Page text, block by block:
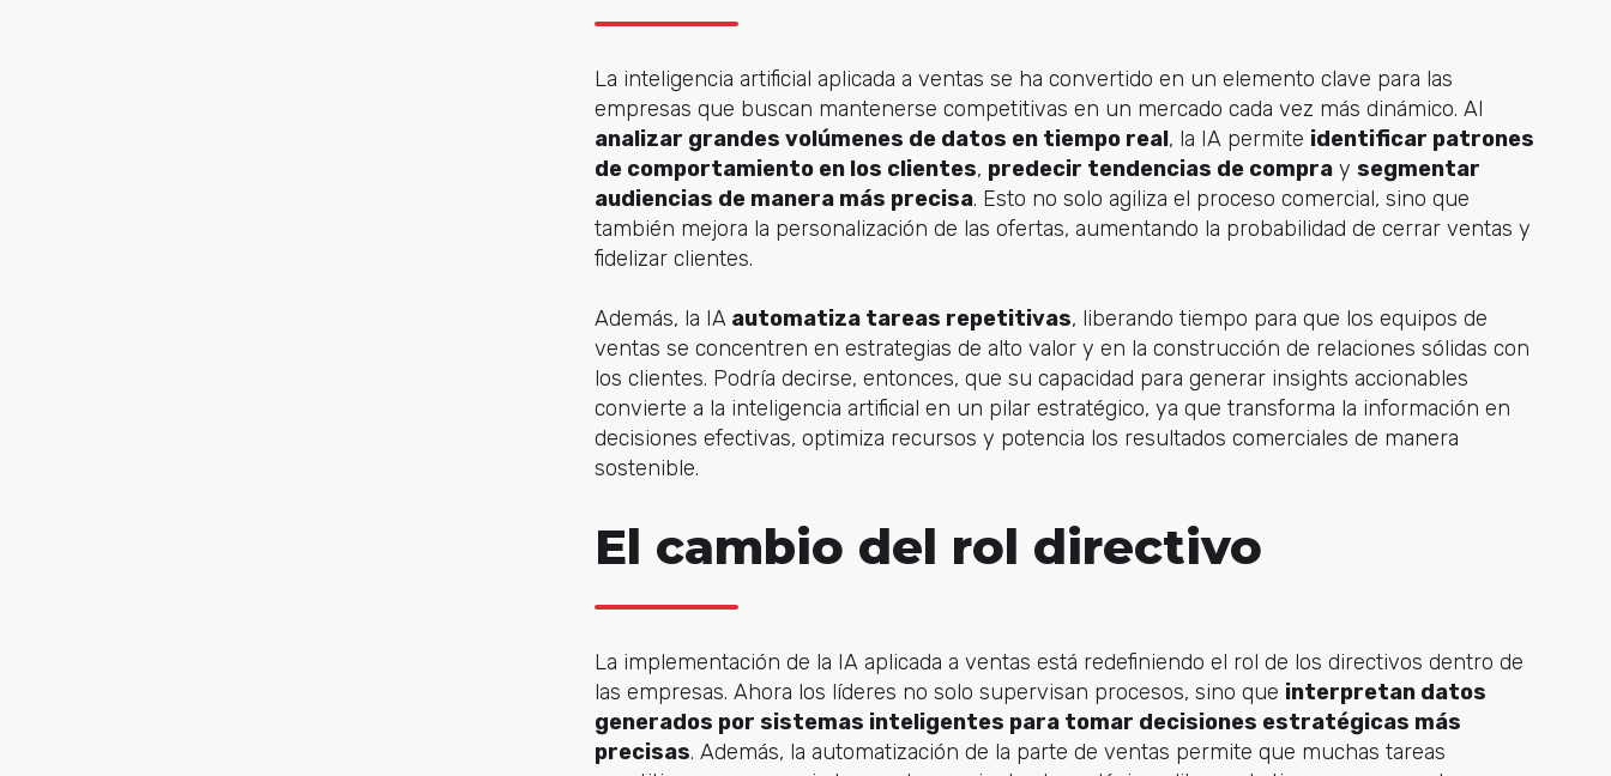
La inteligencia artificial aplicada a ventas se ha convertido en un elemento clave para las
empresas que buscan mantenerse competitivas en un mercado cada vez más dinámico. Al
analizar grandes volúmenes de datos en tiempo real, la IA permite identificar patrones
de comportamiento en los clientes, predecir tendencias de compra y segmentar
audiencias de manera más precisa. Esto no solo agiliza el proceso comercial, sino que
también mejora la personalización de las ofertas, aumentando la probabilidad de cerrar ventas y
fidelizar clientes.
Además, la IA automatiza tareas repetitivas, liberando tiempo para que los equipos de
ventas se concentren en estrategias de alto valor y en la construcción de relaciones sólidas con
los clientes. Podría decirse, entonces, que su capacidad para generar insights accionables
convierte a la inteligencia artificial en un pilar estratégico, ya que transforma la información en
decisiones efectivas, optimiza recursos y potencia los resultados comerciales de manera
sostenible.
El cambio del rol directivo
La implementación de la IA aplicada a ventas está redefiniendo el rol de los directivos dentro de
las empresas. Ahora los líderes no solo supervisan procesos, sino que interpretan datos
generados por sistemas inteligentes para tomar decisiones estratégicas más
precisas. Además, la automatización de la parte de ventas permite que muchas tareas